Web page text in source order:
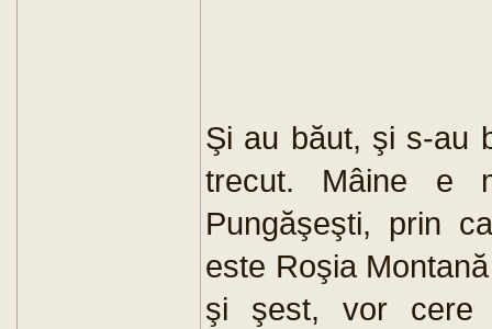
Şi au băut, şi s-au
trecut. Mâine e
Pungăşeşti, prin
este Roşia
şi şest, vor cere